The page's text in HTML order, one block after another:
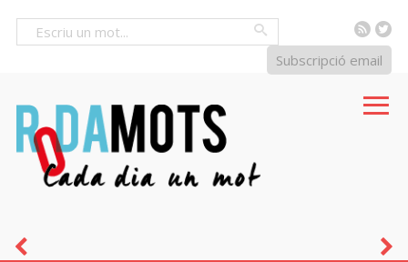
RSS
Subscripció email
dolçor